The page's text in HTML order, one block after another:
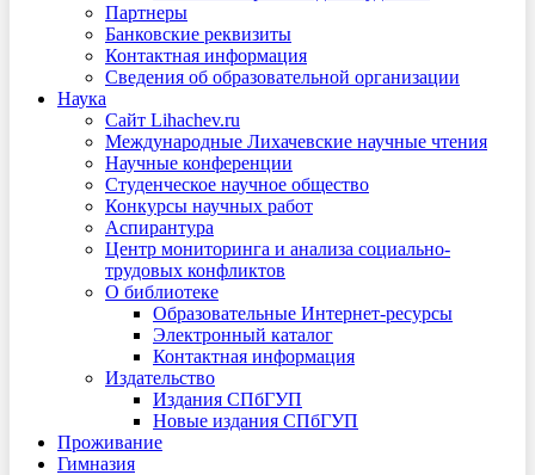
Партнеры
Банковские реквизиты
Контактная информация
Сведения об образовательной организации
Наука
Сайт Lihachev.ru
Международные Лихачевские научные чтения
Научные конференции
Студенческое научное общество
Конкурсы научных работ
Аспирантура
Центр мониторинга и анализа социально-
трудовых конфликтов
О библиотеке
Образовательные Интернет-ресурсы
Электронный каталог
Контактная информация
Издательство
Издания СПбГУП
Новые издания СПбГУП
Проживание
Гимназия